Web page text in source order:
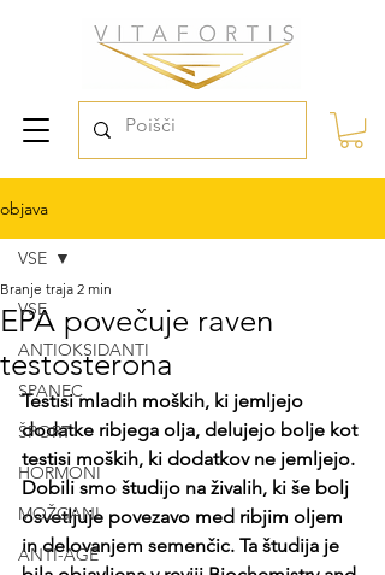
objava
VSE
ANTIOKSIDANTI
SPANEC
ŠPORT
HORMONI
MOŽGANI
ANTI-AGE
VSE
EPA povečuje raven
testosterona
Branje traja 2 min
Testisi mladih moških, ki jemljejo
dodatke ribjega olja, delujejo bolje kot
testisi moških, ki dodatkov ne jemljejo.
Dobili smo študijo na živalih, ki še bolj
osvetljuje povezavo med ribjim oljem
in delovanjem semenčic. Ta študija je